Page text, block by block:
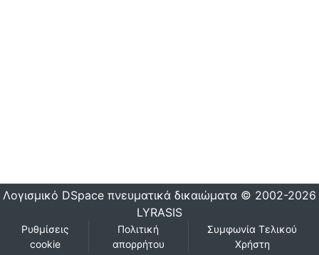
Λογισμικό DSpace πνευματικά δικαιώματα © 2002-2026
LYRASIS
Ρυθμίσεις
cookie
Πολιτική
απορρήτου
Συμφωνία Τελικού
Χρήστη